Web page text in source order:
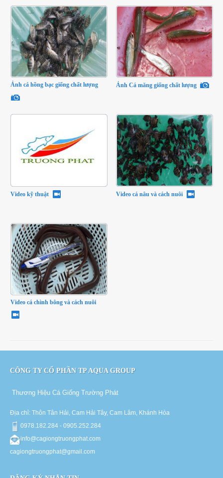
Ảnh cá hồng bạc giống chất lượng Ảnh Cá măng giống chất lượng
Video kỹ thuật Video cá nâu và cách nuôi
Video cá chình bông và cách nuôi
CÔNG TY CỔ PHẦN TP AQUA GROUP
Thương Hiệu Cá Giống Trường Phát
Địa chỉ: Thôn Tân Hải, Cam Hải Tây, Cam Lâm, Khánh Hòa
0978.182.284 - 0905.252.284
info@cagiongtruongphat.com
cagiongtruongphat@gmail.com